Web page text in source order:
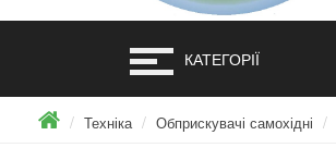
КАТЕГОРІЇ
Техніка Обприскувачі самохідні